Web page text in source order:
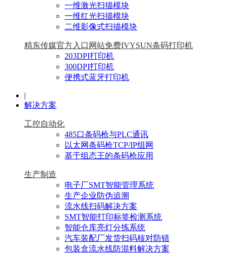
一维激光扫描模块
一维红光扫描模块
二维影像式扫描模块
精东传媒官方入口网站免费IVYSUN条码打印机
203DPI打印机
300DPI打印机
便携式蓝牙打印机
|
解决方案
工控自动化
485口条码枪与PLC通讯
以太网条码枪TCP/IP组网
基于组态王的条码枪应用
生产制造
电子厂SMT智能管理系统
生产企业防伪追溯
流水线扫码解决方案
SMT智能打印标签检测系统
智能仓库亮灯分拣系统
汽车装配厂发货扫码核对防错
包装盒流水线防混料解决方案